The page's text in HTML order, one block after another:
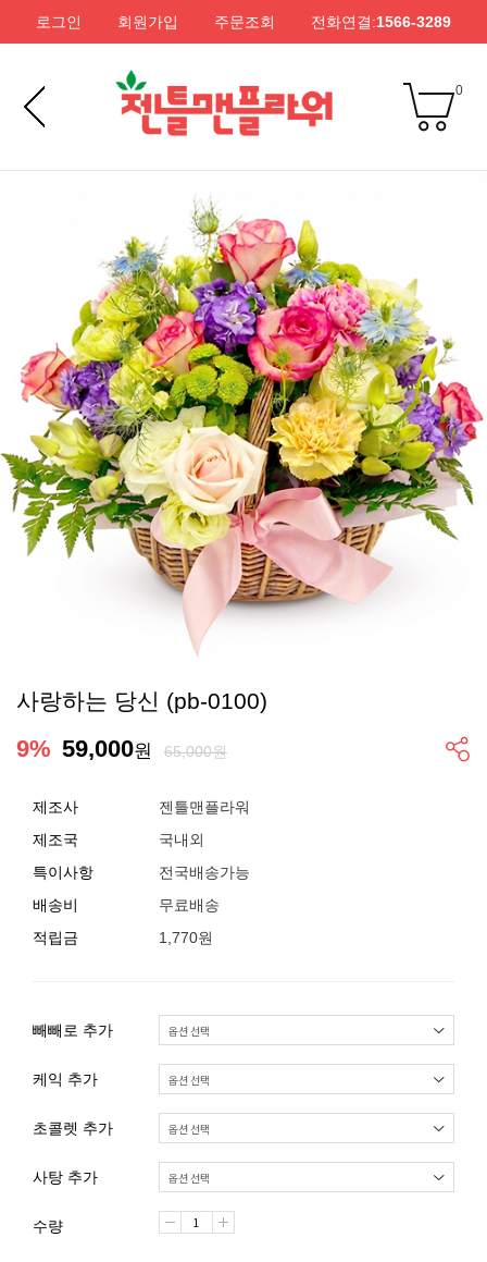
로그인 회원가입 주문조회 전화연결:1566-3289
0
사랑하는 당신 (pb-0100)
9% 59,000원 65,000원
제조사
젠틀맨플라워
제조국
국내외
특이사항
전국배송가능
배송비
무료배송
적립금
1,770원
빼빼로 추가
케익 추가
초콜렛 추가
사탕 추가
수량